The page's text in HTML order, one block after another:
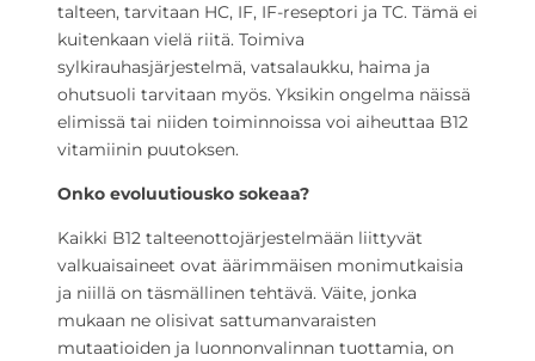
talteen, tarvitaan HC, IF, IF-reseptori ja TC. Tämä ei
kuitenkaan vielä riitä. Toimiva
sylkirauhasjärjestelmä, vatsalaukku, haima ja
ohutsuoli tarvitaan myös. Yksikin ongelma näissä
elimissä tai niiden toiminnoissa voi aiheuttaa B12
vitamiinin puutoksen.
Onko evoluutiousko sokeaa?
Kaikki B12 talteenottojärjestelmään liittyvät
valkuaisaineet ovat äärimmäisen monimutkaisia
ja niillä on täsmällinen tehtävä. Väite, jonka
mukaan ne olisivat sattumanvaraisten
mutaatioiden ja luonnonvalinnan tuottamia, on